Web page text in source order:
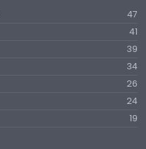
47
41
39
34
26
24
19